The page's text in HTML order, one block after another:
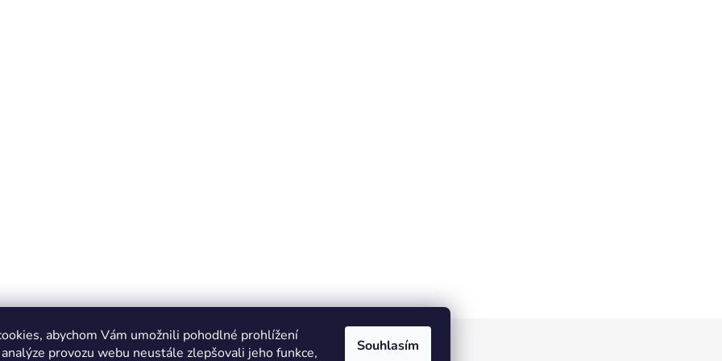
abychom Vám umožnili pohodlné prohlížení
provozu webu neustále zlepšovali jeho funkce,
Souhlasím